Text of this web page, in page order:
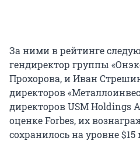
За ними в рейтинге
гендиректор группы
Прохорова, и Иван
директоров
директоров USM Holdings
оценке Forbes, их
сохранилось на уровне